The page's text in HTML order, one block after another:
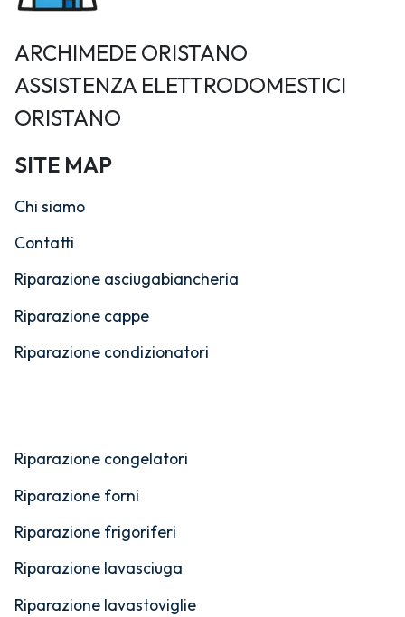
ARCHIMEDE ORISTANO
ASSISTENZA ELETTRODOMESTICI
ORISTANO
SITE MAP
Chi siamo
Contatti
Riparazione asciugabiancheria
Riparazione cappe
Riparazione condizionatori
Riparazione congelatori
Riparazione forni
Riparazione frigoriferi
Riparazione lavasciuga
Riparazione lavastoviglie